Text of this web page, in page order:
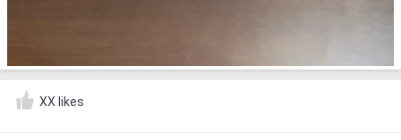
XX likes